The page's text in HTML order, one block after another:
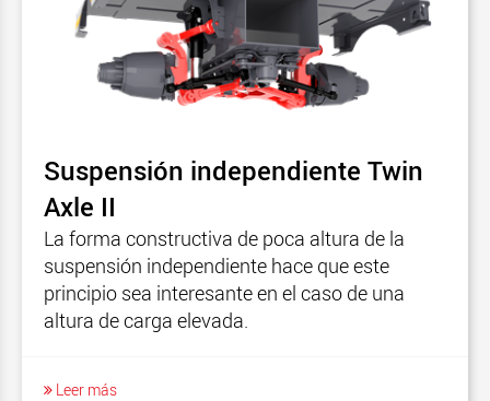
Suspensión independiente Twin
Axle II
La forma constructiva de poca altura de la
suspensión independiente hace que este
principio sea interesante en el caso de una
altura de carga elevada.
Leer más